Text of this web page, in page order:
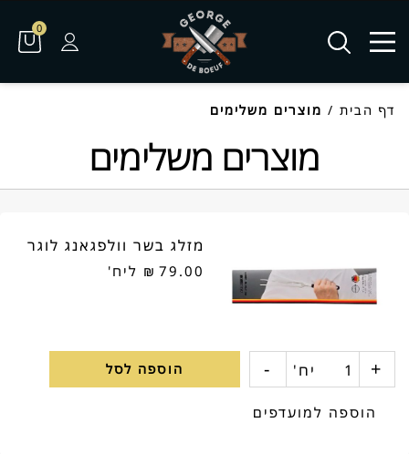
0
דף הבית / מוצרים משלימים
מוצרים משלימים
מזלג בשר וולפגאנג לוגר
₪ 79.00 ליח'
+
כמות
יח' - הוספה לסל
הוספה למועדפים